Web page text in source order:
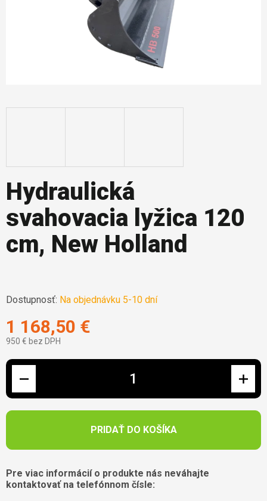
Hydraulická
svahovacia lyžica 120
cm, New Holland
Dostupnosť: Na objednávku 5-10 dní
1 168,50 €
950 € bez DPH
Jednotková cena:
PRIDAŤ DO KOŠÍKA
Pre viac informácií o produkte nás neváhajte
kontaktovať na telefónnom čísle: